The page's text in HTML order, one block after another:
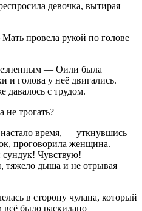
девочка, вытирая
провела рукой по голове
— Оили была
и голова у неё двигались.
давалось с трудом.
трогать?
время, — уткнувшись
проговорила женщина. —
Чувствую!
дыша и не отрывая
в сторону чулана, который
всё было раскидано